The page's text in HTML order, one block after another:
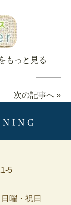
もっと見る
次の記事へ »
5
曜・祝日